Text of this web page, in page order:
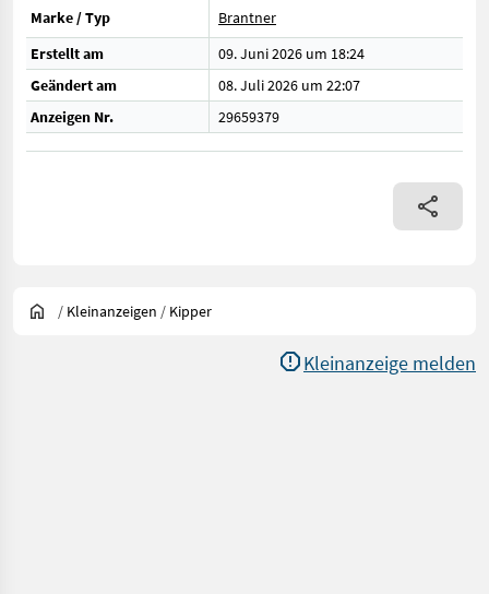
Marke / Typ
Brantner
Erstellt am
09. Juni 2026 um 18:24
Geändert am
08. Juli 2026 um 22:07
Anzeigen Nr.
29659379
/ Kleinanzeigen / Kipper
Kleinanzeige melden